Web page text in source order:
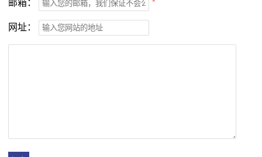
邮箱： *
网址：